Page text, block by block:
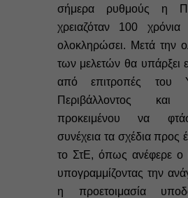
σήμερα ρυθμούς η
χρειαζόταν 100
ολοκληρώσει. Μετά την
των μελετών θα υπάρξει
από επιτροπές του
Περιβάλλοντος και
προκειμένου να
συνέχεια τα σχέδια προς
το ΣτΕ, όπως ανέφερε ο
υπογραμμίζοντας την
η προετοιμασία